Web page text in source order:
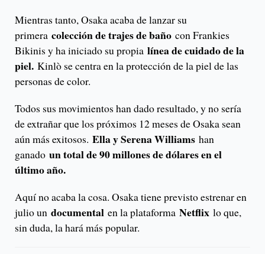
Mientras tanto, Osaka acaba de lanzar su
primera colección de trajes de baño con Frankies
Bikinis y ha iniciado su propia línea de cuidado de la
piel. Kinlò se centra en la protección de la piel de las
personas de color.
Todos sus movimientos han dado resultado, y no sería
de extrañar que los próximos 12 meses de Osaka sean
aún más exitosos. Ella y Serena Williams han
ganado un total de 90 millones de dólares en el
último año.
Aquí no acaba la cosa. Osaka tiene previsto estrenar en
julio un documental en la plataforma Netflix lo que,
sin duda, la hará más popular.